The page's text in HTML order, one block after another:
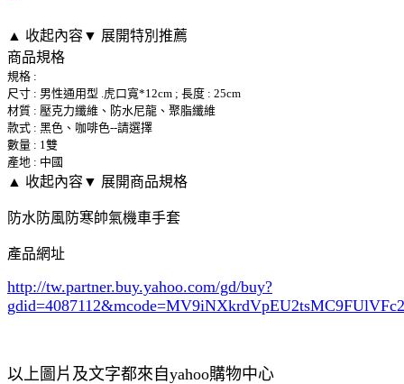
▲ 收起內容▼ 展開特別推薦
商品規格
規格 :
尺寸 : 男性通用型 .虎口寬*12cm ; 長度 : 25cm
材質 : 壓克力纖維、防水尼龍、聚脂纖維
款式 : 黑色、咖啡色--請選擇
數量 : 1雙
產地 : 中國
▲ 收起內容▼ 展開商品規格
防水防風防寒帥氣機車手套
產品網址
http://tw.partner.buy.yahoo.com/gd/buy?
gdid=4087112
以上圖片及文字都來自yahoo購物中心